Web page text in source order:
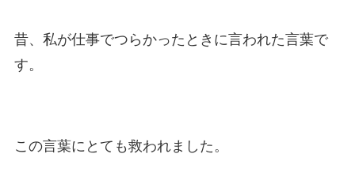
昔、私が仕事でつらかったときに言われた言葉で
す。
この言葉にとても救われました。